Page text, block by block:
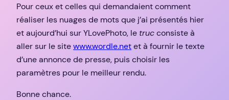
Pour ceux et celles qui demandaient comment
réaliser les nuages de mots que j’ai présentés hier
et aujourd’hui sur YLovePhoto, le trucconsiste à
aller sur le sitewww.wordle.netet à fournir le texte
d’une annonce de presse, puis choisir les
paramètres pour le meilleur rendu.
Bonne chance.